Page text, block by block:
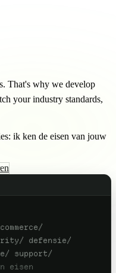
That's why we develop
your industry standards,
ik ken de eisen van jouw
defensie/
support/
eisen